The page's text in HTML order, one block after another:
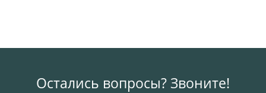
Остались вопросы? Звоните!